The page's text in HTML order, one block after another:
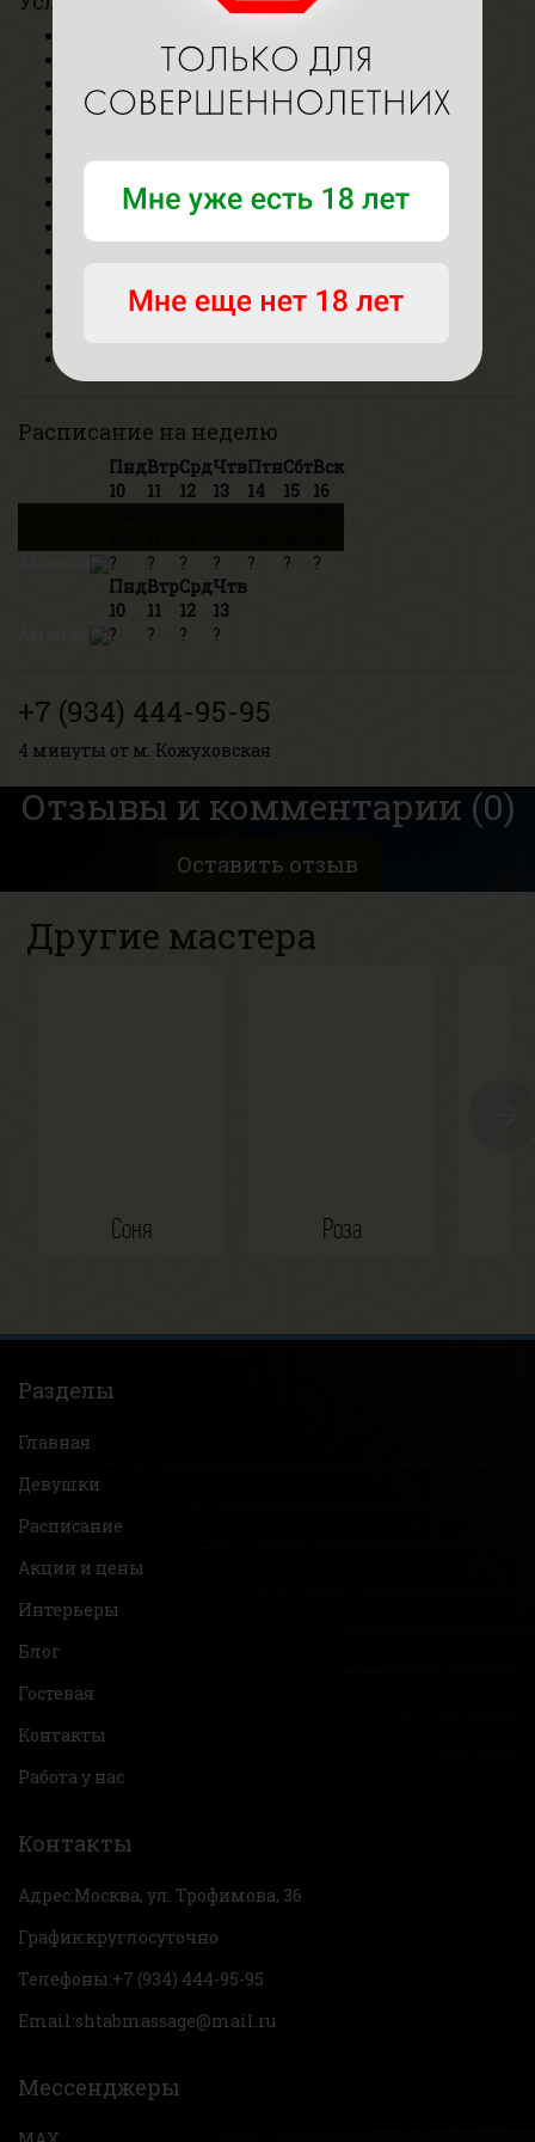
Эротический
Ветка сакуры
Госпожа
Фут-фетиш
Делаю
Люблю
Расписание на неделю
Пнд
10
Втр
11
Срд
12
Чтв
13
Птн
14
Сбт
15
Вск
16
? ? ? ? ? ?
?
Пнд
10
Втр
11
Срд
12
Чтв
13
? ? ? ?
+7 (934) 444-95-95
4 минуты от м. Кожуховская
Отзывы и комментарии (0)
Оставить отзыв
Другие мастера
Соня Роза
Разделы
Главная
Девушки
Расписание
Акции и цены
Интерьеры
Блог
Гостевая
Контакты
Работа у нас
Контакты
Адрес:Москва, ул. Трофимова, 36
График:круглосуточно
Телефоны:+7 (934) 444-95-95
Email:shtabmassage@mail.ru
Мессенджеры